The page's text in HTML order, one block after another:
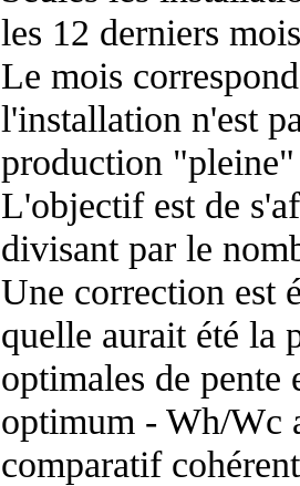
les 12 derniers
Le mois
l'installation n'est
production "pleine"
L'objectif est de
divisant par le
Une correction est
quelle aurait été la
optimales de
optimum - Wh/Wc
comparatif